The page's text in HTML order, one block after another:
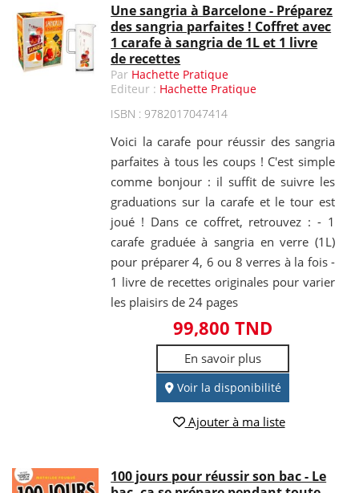
Une sangria à Barcelone - Préparez
des sangria parfaites ! Coffret avec
1 carafe à sangria de 1L et 1 livre
de recettes
Par Hachette Pratique
Editeur : Hachette Pratique
ISBN : 9782017047414
Voici la carafe pour réussir des sangria
parfaites à tous les coups ! C'est simple
comme bonjour : il suffit de suivre les
graduations sur la carafe et le tour est
joué ! Dans ce coffret, retrouvez : - 1
carafe graduée à sangria en verre (1L)
pour préparer 4, 6 ou 8 verres à la fois -
1 livre de recettes originales pour varier
les plaisirs de 24 pages
99,800 TND
En savoir plus
Voir la disponibilité
Ajouter à ma liste
100 jours pour réussir son bac - Le